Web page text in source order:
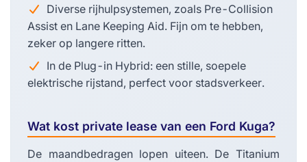
Diverse rijhulpsystemen, zoals Pre-Collision
Assist en Lane Keeping Aid. Fijn om te hebben,
zeker op langere ritten.
In de Plug-in Hybrid: een stille, soepele
elektrische rijstand, perfect voor stadsverkeer.
Wat kost private lease van een Ford Kuga?
De maandbedragen lopen uiteen. De Titanium